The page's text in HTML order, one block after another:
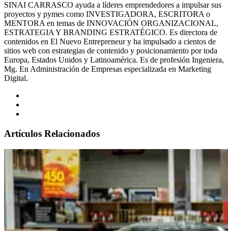
SINAI CARRASCO ayuda a líderes emprendedores a impulsar sus
proyectos y pymes como INVESTIGADORA, ESCRITORA o
MENTORA en temas de INNOVACIÓN ORGANIZACIONAL,
ESTRATEGIA Y BRANDING ESTRATÉGICO. Es directora de
contenidos en El Nuevo Entrepreneur y ha impulsado a cientos de
sitios web con estrategias de contenido y posicionamiento por toda
Europa, Estados Unidos y Latinoamérica. Es de profesión Ingeniera,
Mg. En Administración de Empresas especializada en Marketing
Digital.
Artículos Relacionados